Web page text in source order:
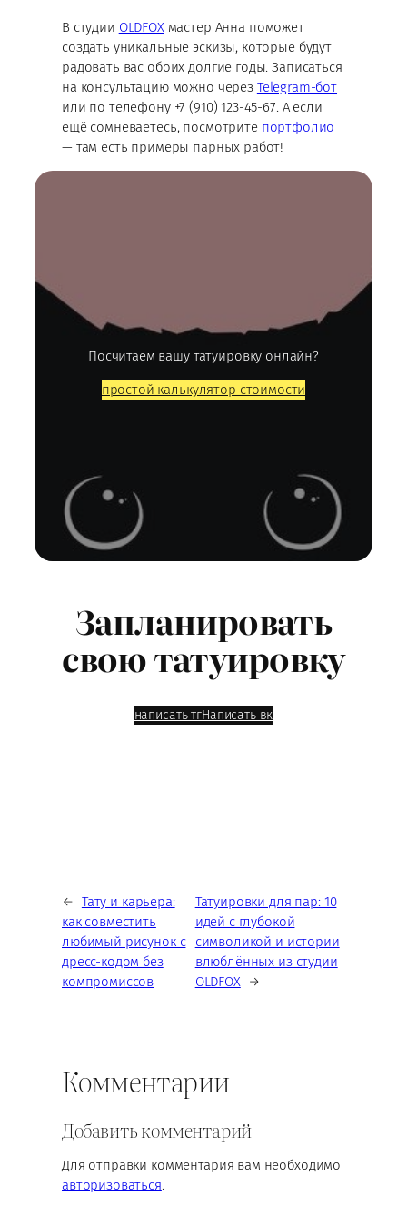
В студии OLDFOXмастер Анна поможет
создать уникальные эскизы, которые будут
радовать вас обоих долгие годы. Записаться
на консультацию можно через Telegram-бот
или по телефону +7 (910) 123-45-67. А если
ещё сомневаетесь, посмотрите портфолио
— там есть примеры парных работ!
Посчитаем вашу татуировку онлайн?
простой калькулятор стоимости
Запланировать
свою татуировку
написать тгНаписать вк
← Тату и карьера:
как совместить
любимый рисунок с
дресс-кодом без
компромиссов
Татуировки для пар: 10
идей с глубокой
символикой и истории
влюблённых из студии
OLDFOX →
Комментарии
Добавить комментарий
Для отправки комментария вам необходимо
авторизоваться.